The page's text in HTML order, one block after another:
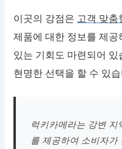
이곳의 강점은 고객 맞춤
제품에 대한 정보를 제
있는 기회도 마련되어
현명한 선택을 할 수 있
럭키카메라는 강변
를 제공하여 소비자